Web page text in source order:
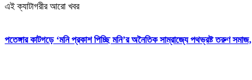
এই ক্যাটাগরীর আরো খবর
পতেঙ্গার কাটগড়ে ‘মনি প্রকাশ পিচ্ছি মনি’র অনৈতিক সাম্রাজ্যে পথভ্রষ্ট তরুণ সমাজ,